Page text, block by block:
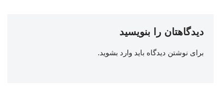
دیدگاهتان را بنویسید
برای نوشتن دیدگاه باید وارد بشوید.